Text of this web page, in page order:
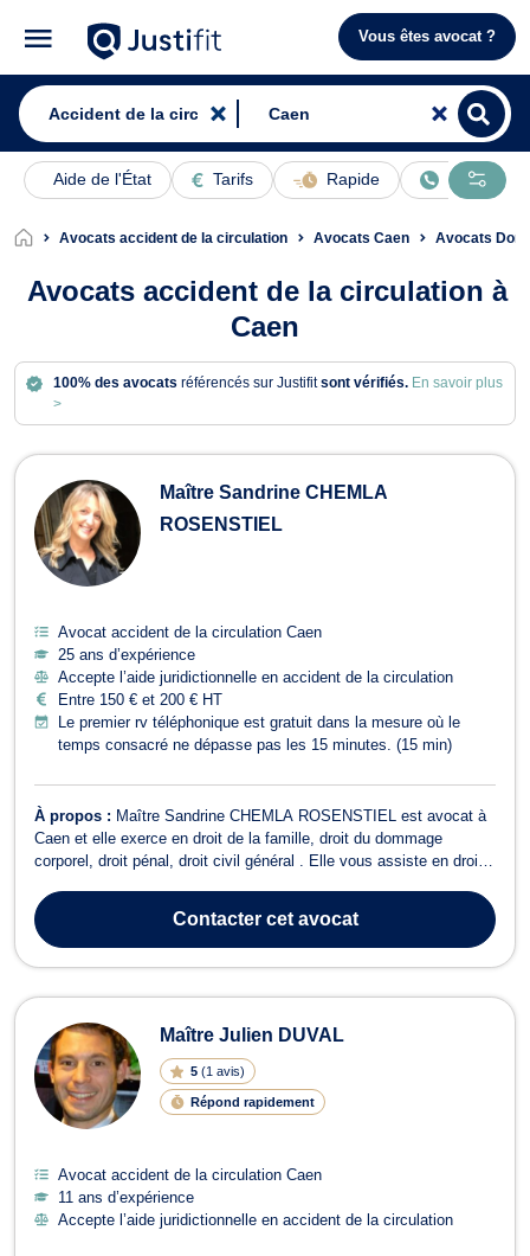
Vous êtes avocat ?
Aide de l'État Tarifs Rapide En ligne
Avocats accident de la circulation Avocats Caen Avocats
Avocats accident de la circulation à
Caen
100% des avocats référencés sur Justifitsont vérifiés. En savoir plus
>
Avocats en accident de la
Maître Sandrine CHEMLA
ROSENSTIEL
Avocat accident de la circulation Caen
25 ans d’expérience
Accepte l’aide juridictionnelle en accident de la circulation
Entre 150 € et 200 € HT
Le premier rv téléphonique est gratuit dans la mesure où le
temps consacré ne dépasse pas les 15 minutes. (15 min)
À propos : Maître Sandrine CHEMLA ROSENSTIEL est avocat à
Caen et elle exerce en droit de la famille, droit du dommage
corporel, droit pénal, droit civil général . Elle vous assiste en droit
enfants, droit de visite, demandes de pensions alimentaires,
autorité parent...
Contactercet avocat
Maître Julien DUVAL
5 (1 avis)
Répond rapidement
Avocat accident de la circulation Caen
11 ans d’expérience
Accepte l’aide juridictionnelle en accident de la circulation